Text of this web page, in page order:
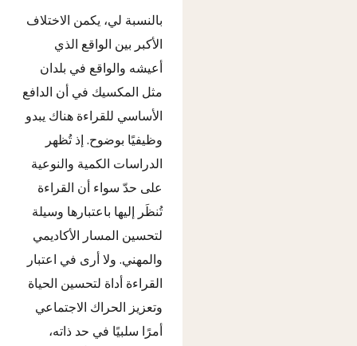
بالنسبة لي، يكمن الاختلاف
الأكبر بين الواقع الذي
أعيشه والواقع في بلدان
مثل المكسيك في أن الدافع
الأساسي للقراءة هناك يبدو
وظيفيًا بوضوح. إذ تُظهر
الدراسات الكمية والنوعية
على حدّ سواء أن القراءة
تُنظَر إليها باعتبارها وسيلة
لتحسين المسار الأكاديمي
والمهني. ولا أرى في اعتبار
القراءة أداة لتحسين الحياة
وتعزيز الحراك الاجتماعي
أمرًا سلبيًا في حد ذاته،